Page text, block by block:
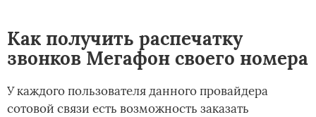
Как получить распечатку
звонков Мегафон своего номера
У каждого пользователя данного провайдера
сотовой связи есть возможность заказать